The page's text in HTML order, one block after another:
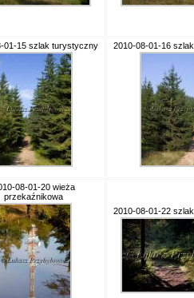
01-15 szlak turystyczny
2010-08-01-16
08-01-20 wieża
przekaźnikowa
2010-08-01-22